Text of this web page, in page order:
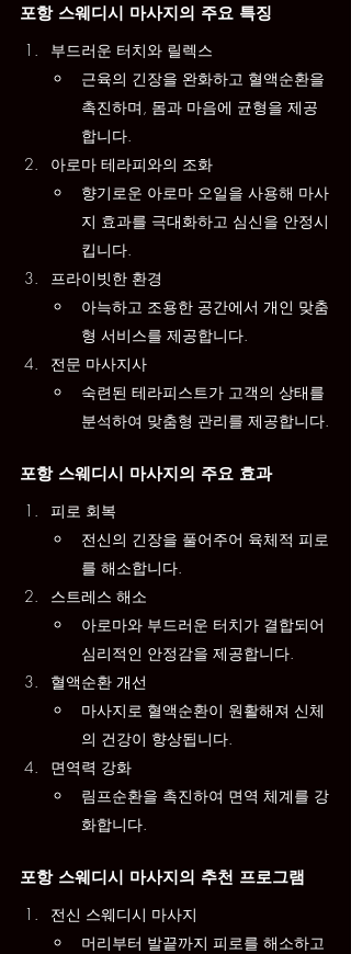
포항 스웨디시 마사지의 주요 특징
부드러운 터치와 릴렉스
근육의 긴장을 완화하고 혈액순환을
촉진하며, 몸과 마음에 균형을 제공
합니다.
아로마 테라피와의 조화
향기로운 아로마 오일을 사용해 마사
지 효과를 극대화하고 심신을 안정시
킵니다.
프라이빗한 환경
아늑하고 조용한 공간에서 개인 맞춤
형 서비스를 제공합니다.
전문 마사지사
숙련된 테라피스트가 고객의 상태를
분석하여 맞춤형 관리를 제공합니다.
포항 스웨디시 마사지의 주요 효과
피로 회복
전신의 긴장을 풀어주어 육체적 피로
를 해소합니다.
스트레스 해소
아로마와 부드러운 터치가 결합되어
심리적인 안정감을 제공합니다.
혈액순환 개선
마사지로 혈액순환이 원활해져 신체
의 건강이 향상됩니다.
면역력 강화
림프순환을 촉진하여 면역 체계를 강
화합니다.
포항 스웨디시 마사지의 추천 프로그램
전신 스웨디시 마사지
머리부터 발끝까지 피로를 해소하고